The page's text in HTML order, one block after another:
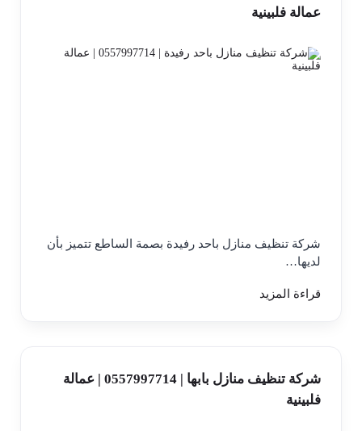
عمالة فلبينية
شركة تنظيف منازل باحد رفيدة بصمة الساطع تتميز بأن
لديها…
قراءة المزيد
شركة تنظيف منازل بابها | 0557997714 | عمالة
فلبينية